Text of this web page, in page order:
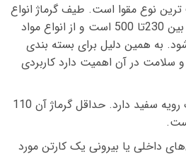
نوع مقوا است. طیف گرماژ انواع
مقوا های پشت طوسی بین 230تا 500 است و از انواع مواد
به همین دلیل برای بسته بندی
در آن اهمیت دارد کاربردی
: این مقوا یک رویه سفید دارد. حداقل گرماژ آن 110
داخلی یا بیرونی یک کارتن مورد